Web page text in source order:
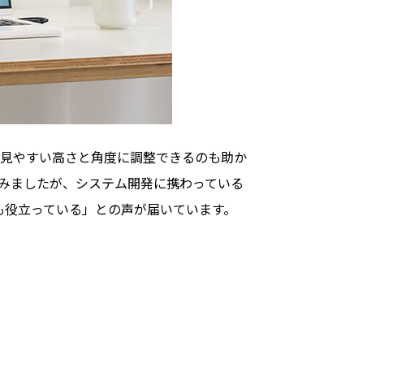
やすい高さと角度に調整できるのも助か
ましたが、システム開発に携わっている
立っている」との声が届いています。